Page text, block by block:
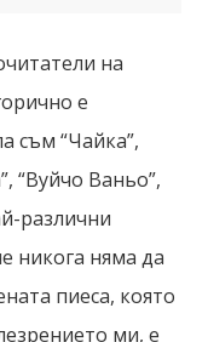
на
е
съм “Чайка”,
“Вуйчо Ваньо”,
различни
никога няма да
пиеса, която
ми, е